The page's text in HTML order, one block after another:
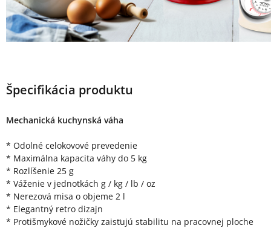
Špecifikácia produktu
Mechanická kuchynská váha
* Odolné celokovové prevedenie
* Maximálna kapacita váhy do 5 kg
* Rozlíšenie 25 g
* Váženie v jednotkách g / kg / lb / oz
* Nerezová misa o objeme 2 l
* Elegantný retro dizajn
* Protišmykové nožičky zaisťujú stabilitu na pracovnej ploche